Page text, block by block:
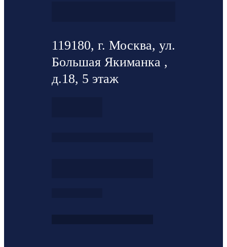
119180, г. Москва, ул.
Большая Якиманка ,
д.18, 5 этаж